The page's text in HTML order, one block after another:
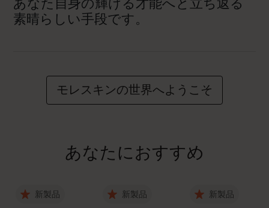
素晴らしい手段です。
モレスキンの世界へようこそ
あなたにおすすめ
新製品 新製品 新製品